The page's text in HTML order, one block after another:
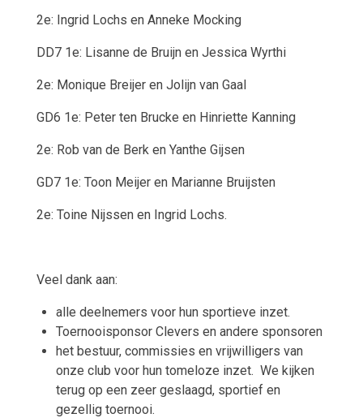
2e: Ingrid Lochs en Anneke Mocking
DD7 1e: Lisanne de Bruijn en Jessica Wyrthi
2e: Monique Breijer en Jolijn van Gaal
GD6 1e: Peter ten Brucke en Hinriette Kanning
2e: Rob van de Berk en Yanthe Gijsen
GD7 1e: Toon Meijer en Marianne Bruijsten
2e: Toine Nijssen en Ingrid Lochs.
Veel dank aan:
alle deelnemers voor hun sportieve inzet.
Toernooisponsor Clevers en andere sponsoren
het bestuur, commissies en vrijwilligers van
onze club voor hun tomeloze inzet. We kijken
terug op een zeer geslaagd, sportief en
gezellig toernooi.